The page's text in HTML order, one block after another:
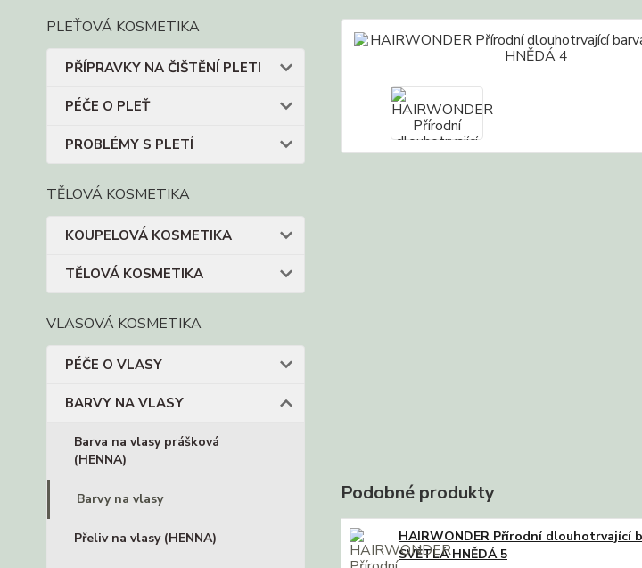
PLEŤOVÁ KOSMETIKA
PŘÍPRAVKY NA ČIŠTĚNÍ PLETI
PÉČE O PLEŤ
PROBLÉMY S PLETÍ
TĚLOVÁ KOSMETIKA
KOUPELOVÁ KOSMETIKA
TĚLOVÁ KOSMETIKA
VLASOVÁ KOSMETIKA
PÉČE O VLASY
BARVY NA VLASY
Barva na vlasy prášková
(HENNA)
Barvy na vlasy
Přeliv na vlasy (HENNA)
Podobné produkty
HAIRWONDER Přírodní dlouhotrvající
SVĚTLÁ HNĚDÁ 5